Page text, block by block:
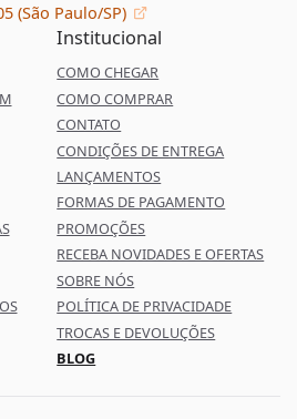
(São Paulo/SP)
Institucional
COMO CHEGAR
COMO COMPRAR
CONTATO
CONDIÇÕES DE ENTREGA
LANÇAMENTOS
FORMAS DE PAGAMENTO
PROMOÇÕES
RECEBA NOVIDADES E OFERTAS
SOBRE NÓS
POLÍTICA DE PRIVACIDADE
TROCAS E DEVOLUÇÕES
BLOG